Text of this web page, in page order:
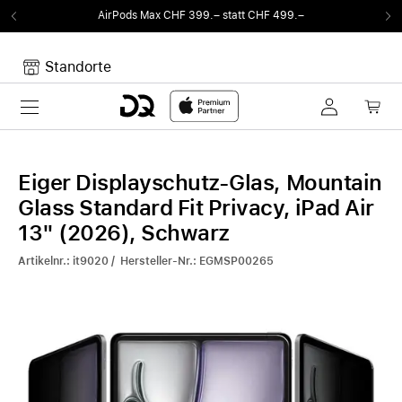
AirPods Max CHF 399.– statt CHF 499.–
Standorte
Toggle navigation
Eiger Displayschutz-Glas, Mountain
Glass Standard Fit Privacy, iPad Air
13" (2026), Schwarz
Artikelnr.: it9020 / Hersteller-Nr.: EGMSP00265